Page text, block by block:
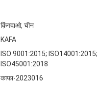
क़िंगदाओ, चीन
KAFA
ISO 9001:2015; ISO14001:2015;
ISO45001:2018
काफा-2023016